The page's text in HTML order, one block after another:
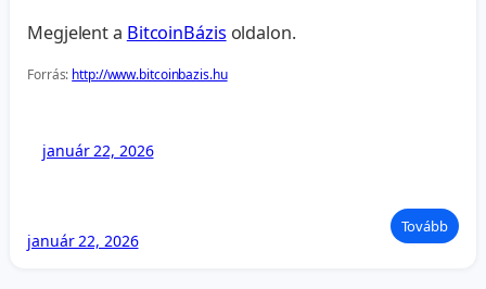
Megjelent a BitcoinBázis oldalon.
Forrás: http://www.bitcoinbazis.hu
január 22, 2026
január 22, 2026
Tovább